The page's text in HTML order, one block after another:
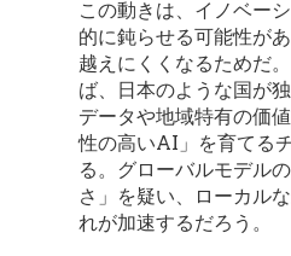
この動きは、イノベー
的に鈍らせる可能性が
越えにくくなるためだ
ば、日本のような国が
データや地域特有の価
性の高いAI」を育てる
る。グローバルモデル
さ」を疑い、ローカル
れが加速するだろう。